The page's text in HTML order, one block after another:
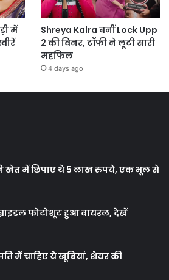
में
Shreya Kalra बनीं Lock Upp
2 की विनर, ट्रॉफी ने लूटी सारी
महफिल
4 days ago
खेत में छिपाए थे 5 लाख रुपये, एक भूल से
फोटोशूट हुआ वायरल, देखें
में चाहिए ये खूबियां, शेयर की